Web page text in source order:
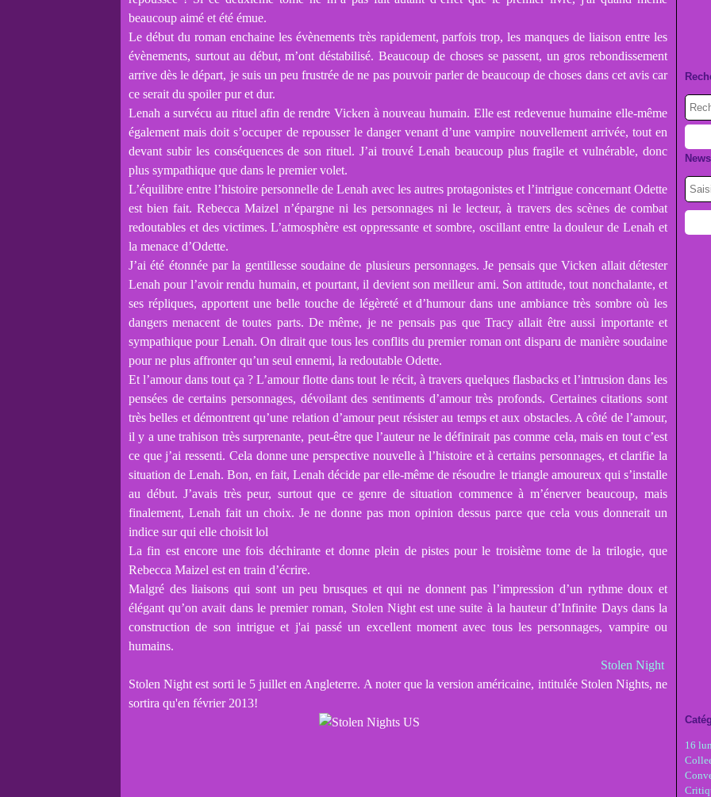
beaucoup aimé et été émue.
Le début du roman enchaine les évènements très rapidement, parfois trop, les manques de liaison entre les
évènements, surtout au début, m’ont déstabilisé. Beaucoup de choses se passent, un gros rebondissement
arrive dès le départ, je suis un peu frustrée de ne pas pouvoir parler de beaucoup de choses dans cet avis car
ce serait du spoiler pur et dur.
Lenah a survécu au rituel afin de rendre Vicken à nouveau humain. Elle est redevenue humaine elle-même
également mais doit s’occuper de repousser le danger venant d’une vampire nouvellement arrivée, tout en
devant subir les conséquences de son rituel. J’ai trouvé Lenah beaucoup plus fragile et vulnérable, donc
plus sympathique que dans le premier volet.
L’équilibre entre l’histoire personnelle de Lenah avec les autres protagonistes et l’intrigue concernant Odette
est bien fait. Rebecca Maizel n’épargne ni les personnages ni le lecteur, à travers des scènes de combat
redoutables et des victimes. L’atmosphère est oppressante et sombre, oscillant entre la douleur de Lenah et
la menace d’Odette.
J’ai été étonnée par la gentillesse soudaine de plusieurs personnages. Je pensais que Vicken allait détester
Lenah pour l’avoir rendu humain, et pourtant, il devient son meilleur ami. Son attitude, tout nonchalante, et
ses répliques, apportent une belle touche de légèreté et d’humour dans une ambiance très sombre où les
dangers menacent de toutes parts. De même, je ne pensais pas que Tracy allait être aussi importante et
sympathique pour Lenah. On dirait que tous les conflits du premier roman ont disparu de manière soudaine
pour ne plus affronter qu’un seul ennemi, la redoutable Odette.
Et l’amour dans tout ça ? L’amour flotte dans tout le récit, à travers quelques flasbacks et l’intrusion dans les
pensées de certains personnages, dévoilant des sentiments d’amour très profonds. Certaines citations sont
très belles et démontrent qu’une relation d’amour peut résister au temps et aux obstacles. A côté de l’amour,
il y a une trahison très surprenante, peut-être que l’auteur ne le définirait pas comme cela, mais en tout c’est
ce que j’ai ressenti. Cela donne une perspective nouvelle à l’histoire et à certains personnages, et clarifie la
situation de Lenah. Bon, en fait, Lenah décide par elle-même de résoudre le triangle amoureux qui s’installe
au début. J’avais très peur, surtout que ce genre de situation commence à m’énerver beaucoup, mais
finalement, Lenah fait un choix. Je ne donne pas mon opinion dessus parce que cela vous donnerait un
indice sur qui elle choisit lol
La fin est encore une fois déchirante et donne plein de pistes pour le troisième tome de la trilogie, que
Rebecca Maizel est en train d’écrire.
Malgré des liaisons qui sont un peu brusques et qui ne donnent pas l’impression d’un rythme doux et
élégant qu’on avait dans le premier roman, Stolen Night est une suite à la hauteur d’Infinite Days dans la
construction de son intrigue et j'ai passé un excellent moment avec tous les personnages, vampire ou
humains.
Stolen Night
Stolen Night est sorti le 5 juillet en Angleterre. A noter que la version américaine, intitulée Stolen Nights, ne
sortira qu'en février 2013!
16